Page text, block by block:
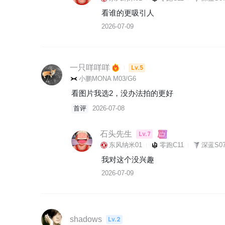
看谁的更吸引人
2026-07-09
一只咩咩咩 Lv.5
小鹏MONA M03/G6
看图片我选2，没办法拍的更好
首评 2026-07-08
石头先生 Lv.7
东风纳米01 零跑C11 深蓝
我对这个没兴趣
2026-07-09
shadows Lv.2